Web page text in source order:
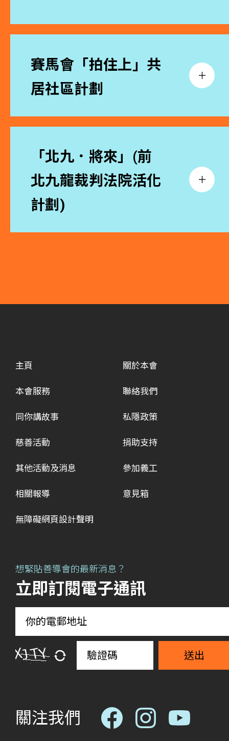
賽馬會「拍住上」共
居社區計劃
「北九．將來」(前
北九龍裁判法院活化
計劃)
主頁
本會服務
同你講故事
慈善活動
其他活動及消息
相關報導
關於本會
聯絡我們
私隱政策
捐助支持
參加義工
意見箱
無障礙網頁設計聲明
想緊貼善導會的最新消息？
立即訂閱電子通訊
送出
關注我們